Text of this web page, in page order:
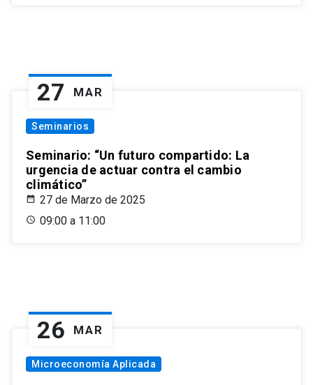
27 MAR
Seminarios
Seminario: “Un futuro compartido: La
urgencia de actuar contra el cambio
climático”
27 de Marzo de 2025
09:00 a 11:00
26 MAR
Microeconomía Aplicada